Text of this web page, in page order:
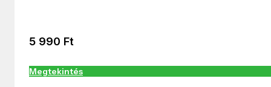
5 990 Ft
Megtekintés